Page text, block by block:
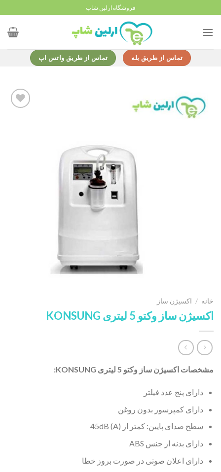
to
content
فروشگاه ارلین شاپ
تماس از طریق بله تماس از طریق واتس اپ
خانه / اکسیژن ساز
اکسیژن ساز وکتو 5 لیتری KONSUNG
مشخصات اکسیژن ساز وکتو 5 لیتری KONSUNG:
دارای پنج عدد فیلتر
دارای کمپرسور بدون روغن
سطح صدای پایین: کمتر از 45dB (A)
دارای بدنه از جنس ABS
دارای اعلان صوتی در صورت بروز خطا